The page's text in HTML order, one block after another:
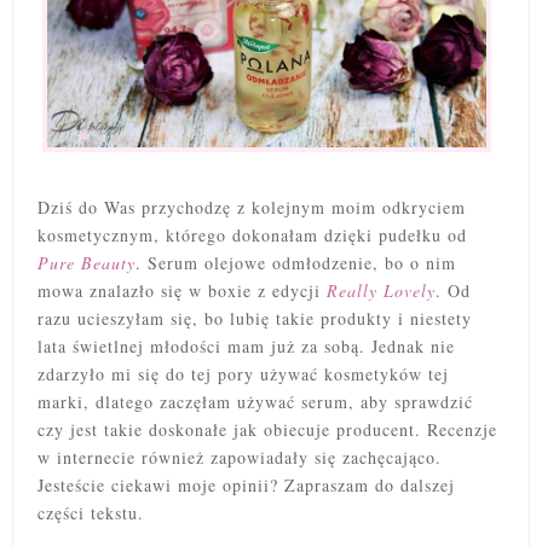
Dziś do Was przychodzę z kolejnym moim odkryciem
kosmetycznym, którego dokonałam dzięki pudełku od
Pure Beauty. Serum olejowe odmłodzenie, bo o nim
mowa znalazło się w boxie z edycji Really Lovely. Od
razu ucieszyłam się, bo lubię takie produkty i niestety
lata świetlnej młodości mam już za sobą. Jednak nie
zdarzyło mi się do tej pory używać kosmetyków tej
marki, dlatego zaczęłam używać serum, aby sprawdzić
czy jest takie doskonałe jak obiecuje producent. Recenzje
w internecie również zapowiadały się zachęcająco.
Jesteście ciekawi moje opinii? Zapraszam do dalszej
części tekstu.